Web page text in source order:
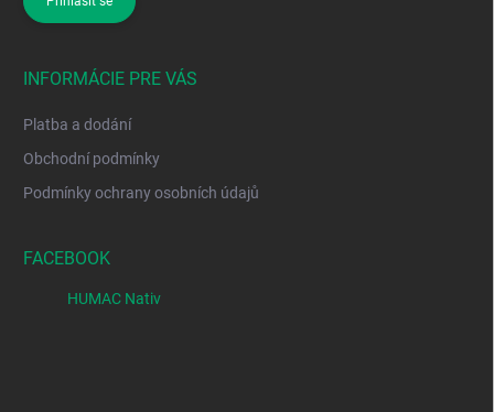
INFORMÁCIE PRE VÁS
Platba a dodání
Obchodní podmínky
Podmínky ochrany osobních údajů
FACEBOOK
HUMAC Nativ